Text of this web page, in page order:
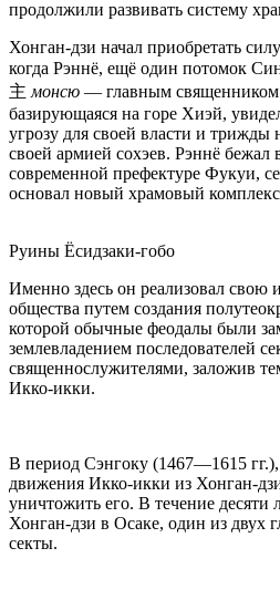
продолжили развивать систему
Хонган-дзи начал приобретать
когда Рэннё, ещё один потомок
主 монсю — главным
базирующаяся на горе Хиэй,
угрозу для своей власти и трижды
своей армией сохэев. Рэннё бежал
современной префектуре Фукуи,
основал новый храмовый
Руины Ёсидзаки-гобо
Именно здесь он реализовал свою
общества путем создания
которой обычные феодалы были
землевладением последователей
священнослужителями, заложив
Икко-икки.
В период Сэнгоку (1467—1615 гг.),
движения Икко-икки из Хонган-
уничтожить его. В течение десяти
Хонган-дзи в Осаке, один из двух
секты.